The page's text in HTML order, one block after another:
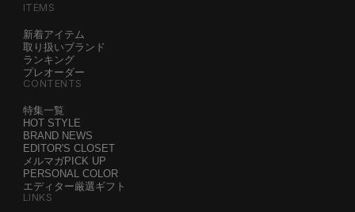
ITEMS
新着アイテム
取り扱いブランド
ランキング
プレオーダー
CONTENTS
特集一覧
HOT STYLE
BRAND NEWS
EDITOR'S CLOSET
メルマガPICK UP
PERSONAL COLOR
エディター厳選ギフト
LINKS